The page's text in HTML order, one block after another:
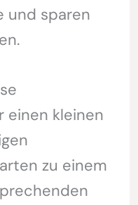
und sparen
einen kleinen
zu einem